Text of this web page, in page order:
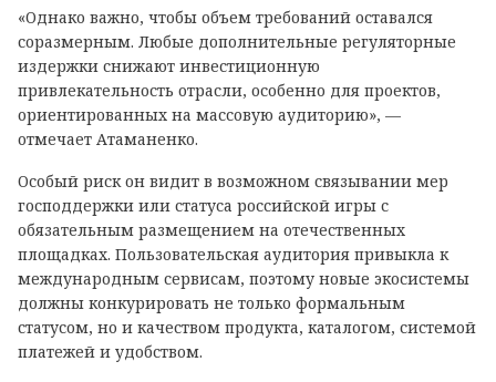
«Однако важно, чтобы объем требований оставался
соразмерным. Любые дополнительные регуляторные
издержки снижают инвестиционную
привлекательность отрасли, особенно для проектов,
ориентированных на массовую аудиторию», —
отмечает Атаманенко.
Особый риск он видит в возможном связывании мер
господдержки или статуса российской игры с
обязательным размещением на отечественных
площадках. Пользовательская аудитория привыкла к
международным сервисам, поэтому новые экосистемы
должны конкурировать не только формальным
статусом, но и качеством продукта, каталогом, системой
платежей и удобством.